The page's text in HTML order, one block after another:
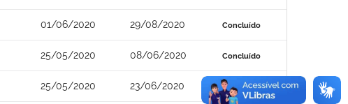
01/06/2020 29/08/2020 Concluído
25/05/2020 08/06/2020 Concluído
25/05/2020 23/06/2020 Concluído